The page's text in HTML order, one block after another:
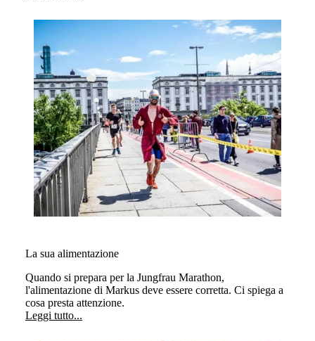
La sua alimentazione
Quando si prepara per la Jungfrau Marathon,
l'alimentazione di Markus deve essere corretta. Ci spiega a
cosa presta attenzione.
Leggi tutto...